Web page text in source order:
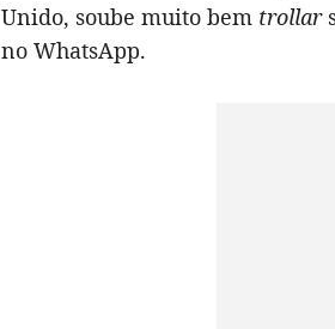
Unido, soube muito bem trollar
no WhatsApp.